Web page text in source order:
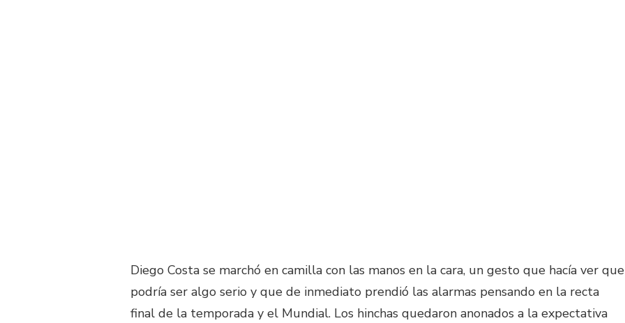
Diego Costa se marchó en camilla con las manos en la cara, un gesto que hacía ver que
podría ser algo serio y que de inmediato prendió las alarmas pensando en la recta
final de la temporada y el Mundial. Los hinchas quedaron anonados a la expectativa